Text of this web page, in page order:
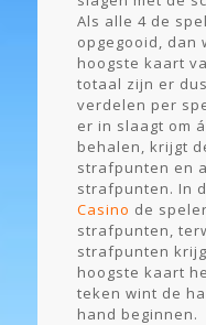
Als alle 4 de
opgegooid, dan
hoogste kaart
totaal zijn er
verdelen per
er in slaagt om
behalen, krijgt
strafpunten en
strafpunten. In
Casino de
strafpunten,
strafpunten
hoogste kaart
teken wint de
hand beginnen.